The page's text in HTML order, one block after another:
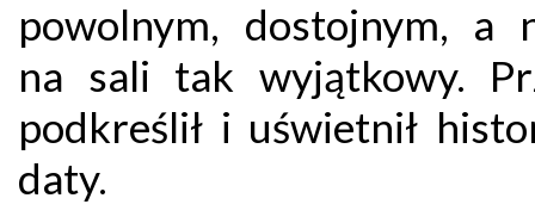
powolnym, dostojnym, a
na sali tak wyjątkowy.
podkreślił i uświetnił
daty.